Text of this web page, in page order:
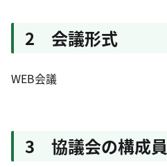
2 会議形式
WEB会議
3 協議会の構成員